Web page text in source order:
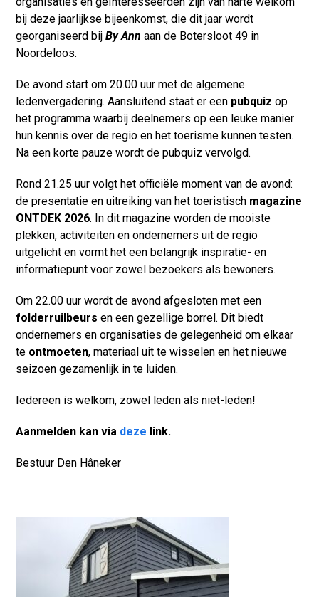
bij deze jaarlijkse bijeenkomst, die dit jaar wordt
georganiseerd bijBy Ann aan de Botersloot 49 in
Noordeloos.
De avond start om 20.00 uur met de algemene
ledenvergadering. Aansluitend staat er een pubquiz op
het programma waarbij deelnemers op een leuke manier
hun kennis over de regio en het toerisme kunnen testen.
Na een korte pauze wordt de pubquiz vervolgd.
Rond 21.25 uur volgt het officiële moment van de avond:
de presentatie en uitreiking van het toeristisch magazine
ONTDEK 2026. In dit magazine worden de mooiste
plekken, activiteiten en ondernemers uit de regio
uitgelicht en vormt het een belangrijk inspiratie- en
informatiepunt voor zowel bezoekers als bewoners.
Om 22.00 uur wordt de avond afgesloten met een
folderruilbeurs en een gezellige borrel. Dit biedt
ondernemers en organisaties de gelegenheid om elkaar
te ontmoeten, materiaal uit te wisselen en het nieuwe
seizoen gezamenlijk in te luiden.
Iedereen is welkom, zowel leden als niet-leden!
Aanmelden kan via deze link.
Bestuur Den Hâneker